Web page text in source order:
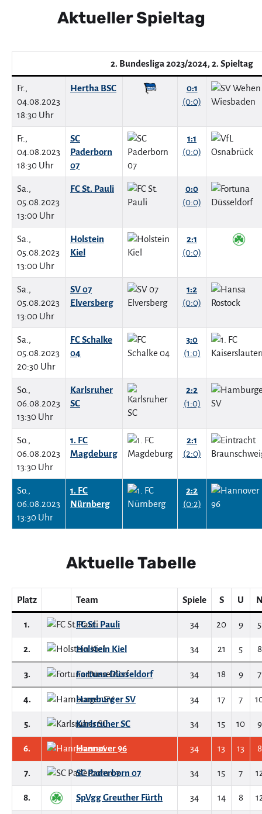
Aktueller Spieltag
2. Bundesliga 2023/2024, 2. Spieltag
Fr.,
04.08.2023
18:30 Uhr
Hertha BSC
0:1
(0:0)
Fr.,
04.08.2023
18:30 Uhr
SC
Paderborn
07
1:1
(0:0)
Sa.,
05.08.2023
13:00 Uhr
FC St. Pauli
0:0
(0:0)
Sa.,
05.08.2023
13:00 Uhr
Holstein
Kiel
2:1
(0:0)
Sa.,
05.08.2023
13:00 Uhr
SV 07
Elversberg
1:2
(0:0)
Sa.,
05.08.2023
20:30 Uhr
FC Schalke
04
3:0
(1:0)
So.,
06.08.2023
13:30 Uhr
Karlsruher
SC
2:2
(1:0)
So.,
06.08.2023
13:30 Uhr
1. FC
Magdeburg
2:1
(2:0)
So.,
06.08.2023
13:30 Uhr
1. FC
Nürnberg
2:2
(0:2)
Aktuelle Tabelle
Platz Team Spiele S U
1. FC St. Pauli 34 20 9 5
2. Holstein Kiel 34 21 5 8
3. Fortuna Düsseldorf 34 18 9 7
4. Hamburger SV 34 17 7
5. Karlsruher SC 34 15 10 9
6. Hannover 96 34 13 13 8
7. SC Paderborn 07 34 15 7
8. SpVgg Greuther Fürth 34 14 8